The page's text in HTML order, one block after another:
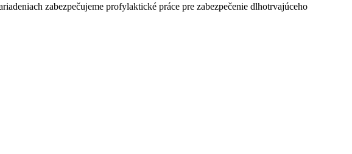
zabezpečujeme profylaktické práce pre zabezpečenie dlhotrvajúceho